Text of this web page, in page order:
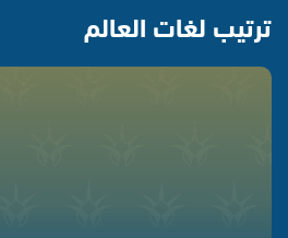
ترتيب لغات العالم